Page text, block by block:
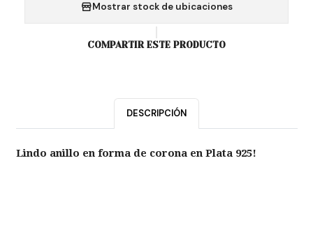
Mostrar stock de ubicaciones
COMPARTIR ESTE PRODUCTO
DESCRIPCIÓN
Lindo anillo en forma de corona en Plata 925!